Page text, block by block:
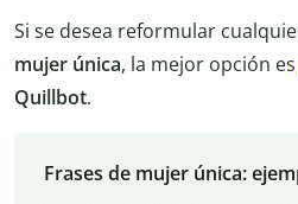
Si se desea reformular
mujer única, la mejor opción es
Quillbot.
Frases de mujer única: